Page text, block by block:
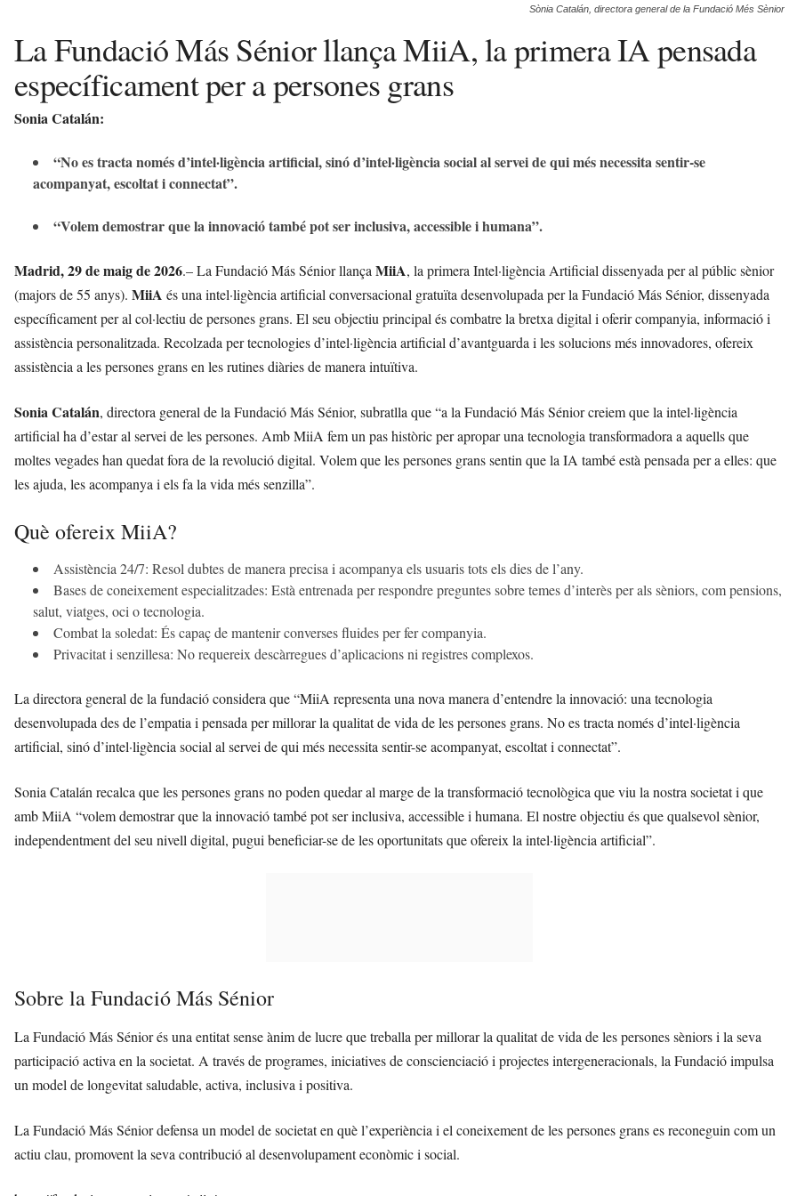
Sònia Catalán, directora general de la Fundació Més Sènior
La Fundació Más Sénior llança MiiA, la primera IA pensada
específicament per a persones grans
Sonia Catalán:
“No es tracta només d’intel·ligència artificial, sinó d’intel·ligència social al servei de qui més necessita sentir-se
acompanyat, escoltat i connectat”.
“Volem demostrar que la innovació també pot ser inclusiva, accessible i humana”.
Madrid, 29 de maig de 2026.– La Fundació Más Sénior llançaMiiA, la primera Intel·ligència Artificial dissenyada per al públic sènior
(majors de 55 anys). MiiA és una intel·ligència artificial conversacional gratuïta desenvolupada per la Fundació Más Sénior, dissenyada
específicament per al col·lectiu de persones grans. El seu objectiu principal és combatre la bretxa digital i oferir companyia, informació i
assistència personalitzada. Recolzada per tecnologies d’intel·ligència artificial d’avantguarda i les solucions més innovadores, ofereix
assistència a les persones grans en les rutines diàries de manera intuïtiva.
Sonia Catalán, directora general de la Fundació Más Sénior, subratlla que “a la Fundació Más Sénior creiem que la intel·ligència
artificial ha d’estar al servei de les persones. Amb MiiA fem un pas històric per apropar una tecnologia transformadora a aquells que
moltes vegades han quedat fora de la revolució digital. Volem que les persones grans sentin que la IA també està pensada per a elles: que
les ajuda, les acompanya i els fa la vida més senzilla”.
Què ofereix MiiA?
Assistència 24/7: Resol dubtes de manera precisa i acompanya els usuaris tots els dies de l’any.
Bases de coneixement especialitzades: Està entrenada per respondre preguntes sobre temes d’interès per als sèniors, com pensions,
salut, viatges, oci o tecnologia.
Combat la soledat: És capaç de mantenir converses fluides per fer companyia.
Privacitat i senzillesa: No requereix descàrregues d’aplicacions ni registres complexos.
La directora general de la fundació considera que “MiiA representa una nova manera d’entendre la innovació: una tecnologia
desenvolupada des de l’empatia i pensada per millorar la qualitat de vida de les persones grans. No es tracta només d’intel·ligència
artificial, sinó d’intel·ligència social al servei de qui més necessita sentir-se acompanyat, escoltat i connectat”.
Sonia Catalán recalca que les persones grans no poden quedar al marge de la transformació tecnològica que viu la nostra societat i que
amb MiiA “volem demostrar que la innovació també pot ser inclusiva, accessible i humana. El nostre objectiu és que qualsevol sènior,
independentment del seu nivell digital, pugui beneficiar-se de les oportunitats que ofereix la intel·ligència artificial”.
Sobre la Fundació Más Sénior
La Fundació Más Sénior és una entitat sense ànim de lucre que treballa per millorar la qualitat de vida de les persones sèniors i la seva
participació activa en la societat. A través de programes, iniciatives de conscienciació i projectes intergeneracionals, la Fundació impulsa
un model de longevitat saludable, activa, inclusiva i positiva.
La Fundació Más Sénior defensa un model de societat en què l’experiència i el coneixement de les persones grans es reconeguin com un
actiu clau, promovent la seva contribució al desenvolupament econòmic i social.